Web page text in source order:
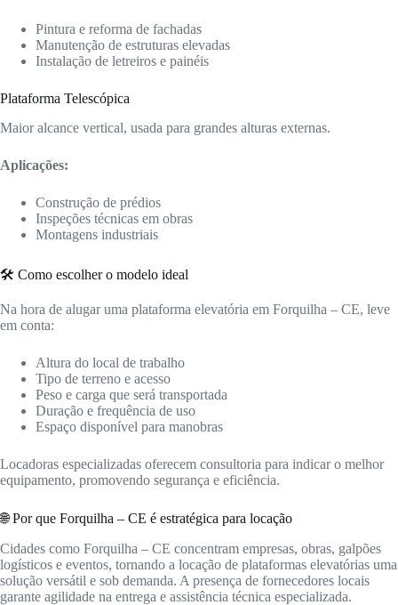
Pintura e reforma de fachadas
Manutenção de estruturas elevadas
Instalação de letreiros e painéis
Plataforma Telescópica
Maior alcance vertical, usada para grandes alturas externas.
Aplicações:
Construção de prédios
Inspeções técnicas em obras
Montagens industriais
🛠️ Como escolher o modelo ideal
Na hora de alugar uma plataforma elevatória em Forquilha – CE, leve
em conta:
Altura do local de trabalho
Tipo de terreno e acesso
Peso e carga que será transportada
Duração e frequência de uso
Espaço disponível para manobras
Locadoras especializadas oferecem consultoria para indicar o melhor
equipamento, promovendo segurança e eficiência.
🌐 Por que Forquilha – CE é estratégica para locação
Cidades como Forquilha – CE concentram empresas, obras, galpões
logísticos e eventos, tornando a locação de plataformas elevatórias uma
solução versátil e sob demanda. A presença de fornecedores locais
garante agilidade na entrega e assistência técnica especializada.